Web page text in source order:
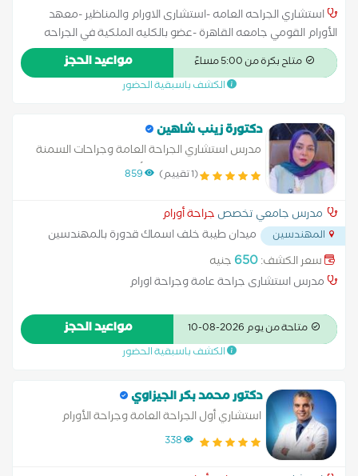
استشاري الجراحه العامه -استشارى الاورام والمناظير -معهد
الأورام القومي جامعه القاهرة -عضو بالكليه الملكية في الجراحه
بانجلترا استئصال الزائدة بالمنظار استئصال الطحال استئصال الغدة
الدرقية استئصال الكلية استئصال جزئي للكبد بالون المعدة تدبيس
المعدة تكميم المعدة جراحة البواسير جراحة القدم السكري حزام
شد البطن بالخيوط شد الثدي بالخيوط شد الجزء السفلي من الجسم
بالجراحة شد الجزء السفلي من الجسم بالخيوط شد الجفون بالخيوط
شد الذراعين بالخيوط شد الرقبة بالخيط شد الفخذ بالخيوط شد
المؤخرة بالخيوط شد الوجه بالخيوط علاج الاستسقاء علاج البواسير
بدون جراحة علاج الكيس الدهني عملية استئصال الرحم بالمنظار
عملية الغدة الدرقية عملية الفتاق عملية اللوز عملية المرارة بالمنظار
عملية الناسور عملية تحويل مسار المعدة عملية دوالي الخصية
عملية شد البطن عملية شد الثدي عملية شد الجبهة عملية شد
الذراعين عملية شد الرقبة عملية شد الفخذ عملية شد المؤخرة
عملية شد الوجه عملية شد اليدين
متاح بكرة من 5:00 مساءً مواعيد الحجز
الكشف باسبقية الحضور
دكتورة زينب شاهين
مدرس استشاري الجراحة العامة وجراحات السمنة
المفرطة والمناظير طب الأزهر
(1 تقييم) 859
مدرس جامعي تخصص جراحة أورام
المهندسين
ميدان طيبة خلف اسماك قدورة بالمهندسين
سعر الكشف:650 جنيه
مدرس استشارى جراحة عامة وجراحة اورام
متاحة من يوم 2026-08-10 مواعيد الحجز
الكشف باسبقية الحضور
دكتور محمد بكر الجيزاوي
استشاري أول الجراحة العامة وجراحة الأورام
338